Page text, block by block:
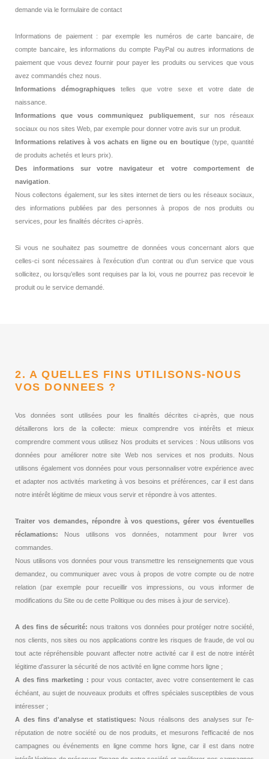
demande via le formulaire de contact
Informations de paiement : par exemple les numéros de carte bancaire, de
compte bancaire, les informations du compte PayPal ou autres informations de
paiement que vous devez fournir pour payer les produits ou services que vous
avez commandés chez nous.
Informations démographiques telles que votre sexe et votre date de
naissance.
Informations que vous communiquez publiquement, sur nos réseaux
sociaux ou nos sites Web, par exemple pour donner votre avis sur un produit.
Informations relatives à vos achats en ligne ou en boutique(type, quantité
de produits achetés et leurs prix).
Des informations sur votre navigateur et votre comportement de
navigation
Nous collectons également, sur les sites internet de tiers ou les réseaux sociaux,
des informations publiées par des personnes à propos de nos produits ou
services, pour les finalités décrites ci-après.
Si vous ne souhaitez pas soumettre de données vous concernant alors que
celles-ci sont nécessaires à l’exécution d’un contrat ou d’un service que vous
sollicitez, ou lorsqu’elles sont requises par la loi, vous ne pourrez pas recevoir le
produit ou le service demandé.
2. A QUELLES FINS UTILISONS-NOUS
VOS DONNEES ?
Vos données sont utilisées pour les finalités décrites ci-après, que nous
détaillerons lors de la collecte: mieux comprendre vos intérêts et mieux
comprendre comment vous utilisez Nos produits et services : Nous utilisons vos
données pour améliorer notre site Web nos services et nos produits. Nous
utilisons également vos données pour vous personnaliser votre expérience avec
et adapter nos activités marketing à vos besoins et préférences, car il est dans
notre intérêt légitime de mieux vous servir et répondre à vos attentes.
Traiter vos demandes, répondre à vos questions, gérer vos éventuelles
réclamations: Nous utilisons vos données, notamment pour livrer vos
commandes.
Nous utilisons vos données pour vous transmettre les renseignements que vous
demandez, ou communiquer avec vous à propos de votre compte ou de notre
relation (par exemple pour recueillir vos impressions, ou vous informer de
modifications du Site ou de cette Politique ou des mises à jour de service).
A des fins de sécurité: nous traitons vos données pour protéger notre société,
nos clients, nos sites ou nos applications contre les risques de fraude, de vol ou
tout acte répréhensible pouvant affecter notre activité car il est de notre intérêt
légitime d'assurer la sécurité de nos activité en ligne comme hors ligne ;
A des fins marketing : pour vous contacter, avec votre consentement le cas
échéant, au sujet de nouveaux produits et offres spéciales susceptibles de vous
intéresser ;
A des fins d'analyse et statistiques: Nous réalisons des analyses sur l'e-
réputation de notre société ou de nos produits, et mesurons l'efficacité de nos
campagnes ou événements en ligne comme hors ligne, car il est dans notre